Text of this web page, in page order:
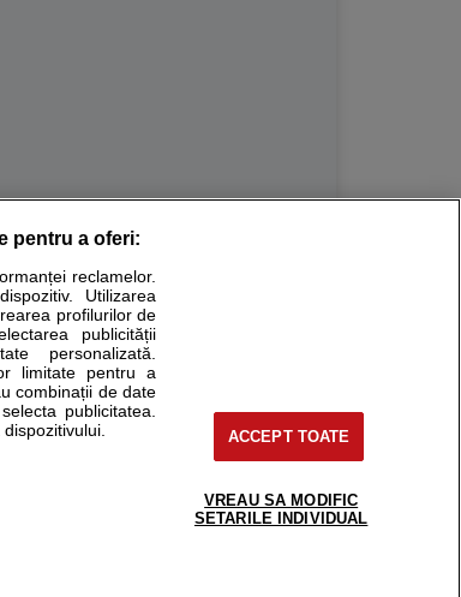
pot substitui consultul medical direct si
Dvs., fie unul dintre medicii pe care
support@sfatulmedicului.ro
0374 109 268
pentru a oferi:
reclamelor.
Utilizarea
profilurilor de
publicității
personalizată.
limitate pentru a
combinații de date
publicitatea.
ACCEPT TOATE
VREAU SA MODIFIC
SETARILE INDIVIDUAL